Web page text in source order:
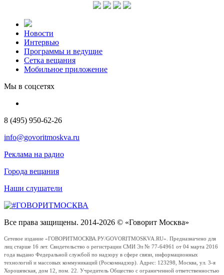
Новости
Интервью
Программы и ведущие
Сетка вещания
Мобильное приложение
Мы в соцсетях
8 (495) 950-62-26
info@govoritmoskva.ru
Реклама на радио
Города вещания
Наши слушатели
Все права защищены. 2014-2026 © «Говорит Москва»
Сетевое издание «ГОВОРИТМОСКВА.РУ/GOVORITMOSKVA.RU». Предназначено для
лиц старше 16 лет. Свидетельство о регистрации СМИ Эл № 77-64961 от 04 марта 2016
года выдано Федеральной службой по надзору в сфере связи, информационных
технологий и массовых коммуникаций (Роскомнадзор). Адрес: 123298, Москва, ул. 3-я
Хорошевская, дом 12, пом. 22. Учредитель Общество с ограниченной ответственностью